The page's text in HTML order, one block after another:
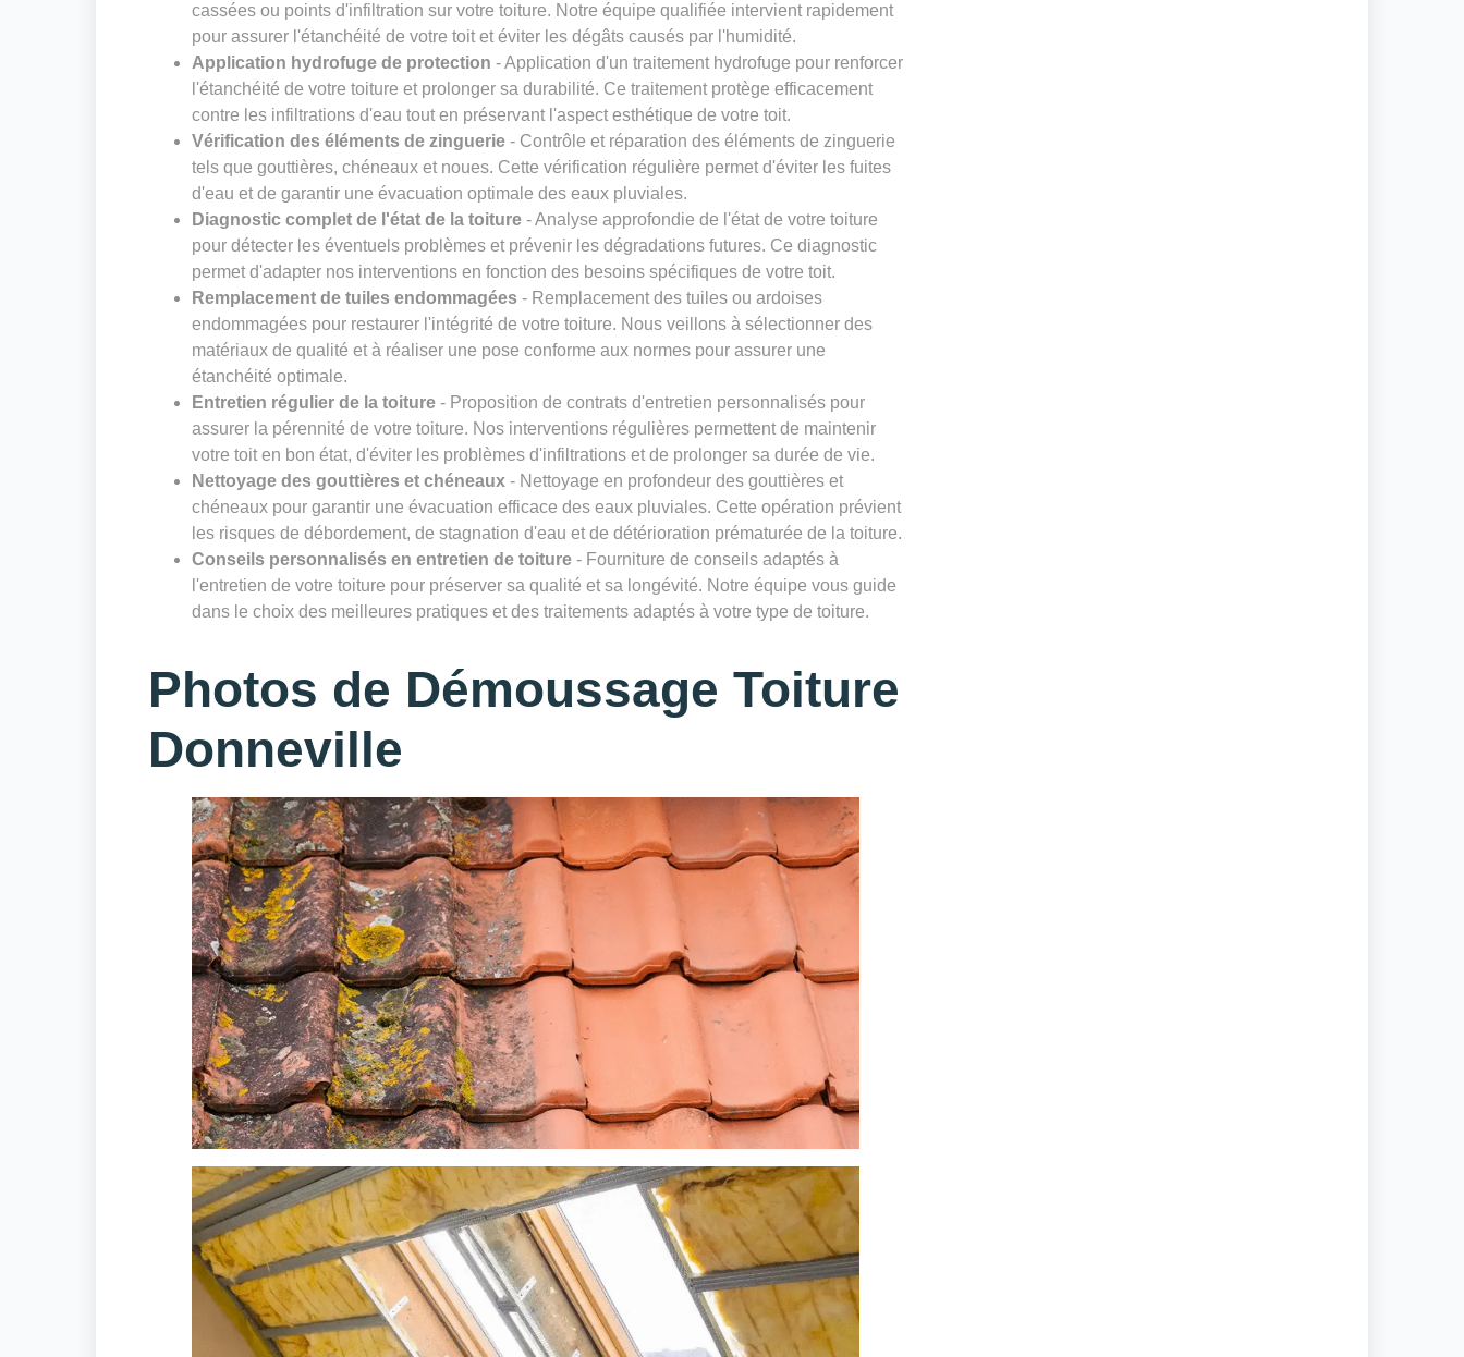
cassées ou points d'infiltration sur votre toiture. Notre équipe qualifiée intervient rapidement
pour assurer l'étanchéité de votre toit et éviter les dégâts causés par l'humidité.
Application hydrofuge de protection - Application d'un traitement hydrofuge pour renforcer
l'étanchéité de votre toiture et prolonger sa durabilité. Ce traitement protège efficacement
contre les infiltrations d'eau tout en préservant l'aspect esthétique de votre toit.
Vérification des éléments de zinguerie - Contrôle et réparation des éléments de zinguerie
tels que gouttières, chéneaux et noues. Cette vérification régulière permet d'éviter les fuites
d'eau et de garantir une évacuation optimale des eaux pluviales.
Diagnostic complet de l'état de la toiture - Analyse approfondie de l'état de votre toiture
pour détecter les éventuels problèmes et prévenir les dégradations futures. Ce diagnostic
permet d'adapter nos interventions en fonction des besoins spécifiques de votre toit.
Remplacement de tuiles endommagées - Remplacement des tuiles ou ardoises
endommagées pour restaurer l'intégrité de votre toiture. Nous veillons à sélectionner des
matériaux de qualité et à réaliser une pose conforme aux normes pour assurer une
étanchéité optimale.
Entretien régulier de la toiture - Proposition de contrats d'entretien personnalisés pour
assurer la pérennité de votre toiture. Nos interventions régulières permettent de maintenir
votre toit en bon état, d'éviter les problèmes d'infiltrations et de prolonger sa durée de vie.
Nettoyage des gouttières et chéneaux - Nettoyage en profondeur des gouttières et
chéneaux pour garantir une évacuation efficace des eaux pluviales. Cette opération prévient
les risques de débordement, de stagnation d'eau et de détérioration prématurée de la toiture.
Conseils personnalisés en entretien de toiture - Fourniture de conseils adaptés à
l'entretien de votre toiture pour préserver sa qualité et sa longévité. Notre équipe vous guide
dans le choix des meilleures pratiques et des traitements adaptés à votre type de toiture.
Photos de Démoussage Toiture
Donneville